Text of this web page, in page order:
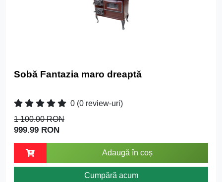
Sobă Fantazia maro dreaptă
0 (0 review-uri)
1 100.00 RON
999.99 RON
Adaugă în coș
Cumpără acum